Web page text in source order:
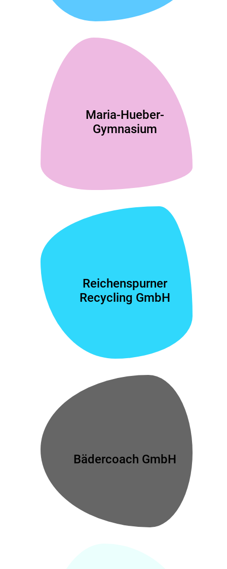
Maria-Hueber-
Gymnasium
Reichenspurner
Recycling GmbH
Bädercoach GmbH